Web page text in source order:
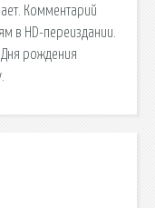
Комментарий
в HD-переиздании.
рождения